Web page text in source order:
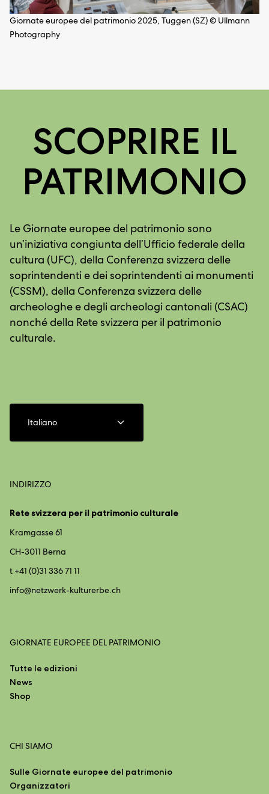
Giornate europee del patrimonio 2025, Tuggen (SZ) © Ullmann
Photography
SCOPRIRE IL
PATRIMONIO
Le Giornate europee del patrimonio sono
un’iniziativa congiunta dell’Ufficio federale della
cultura (UFC), della Conferenza svizzera delle
soprintendenti e dei soprintendenti ai monumenti
(CSSM), della Conferenza svizzera delle
archeologhe e degli archeologi cantonali (CSAC)
nonché della Rete svizzera per il patrimonio
culturale.
Italiano
INDIRIZZO
Rete svizzera per il patrimonio culturale
Kramgasse 61
CH-3011 Berna
t +41 (0)31 336 71 11
info@netzwerk-kulturerbe.ch
GIORNATE EUROPEE DEL PATRIMONIO
Tutte le edizioni
News
Shop
CHI SIAMO
Sulle Giornate europee del patrimonio
Organizzatori